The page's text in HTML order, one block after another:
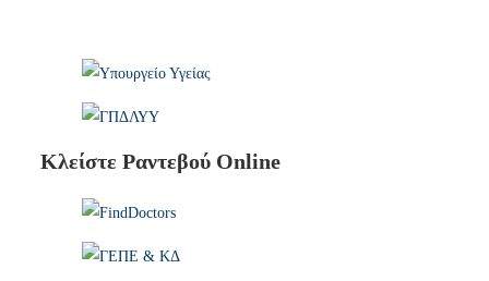
Κλείστε Ραντεβού Online